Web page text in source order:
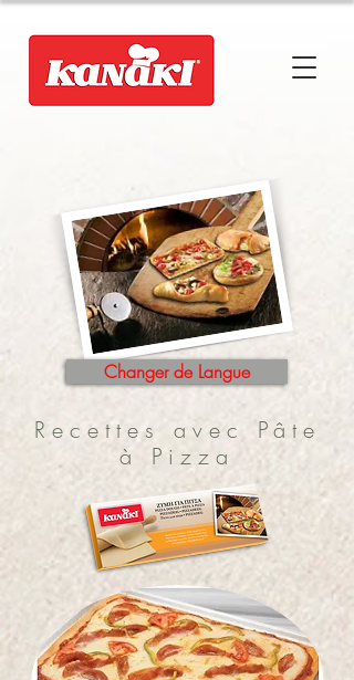
Changer de Langue
Recettes avec Pâte
à Pizza